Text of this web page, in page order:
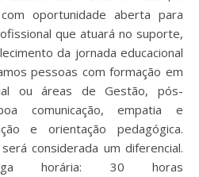
oportunidade aberta para
que atuará no suporte,
da jornada educacional
pessoas com formação em
ou áreas de Gestão, pós-
comunicação, empatia e
e orientação pedagógica.
considerada um diferencial.
horária: 30 horas